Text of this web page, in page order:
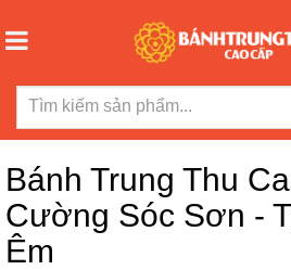
Bánh Trung Thu
Cường Sóc Sơn -
Êm